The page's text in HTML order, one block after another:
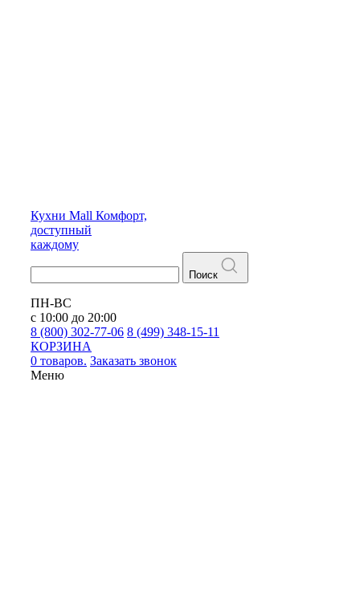
Кухни Mall Комфорт,
доступный
каждому
Поиск
ПН-ВС
с 10:00 до 20:00
8 (800) 302-77-06 8 (499) 348-15-11
КОРЗИНА
0 товаров. Заказать звонок
Меню